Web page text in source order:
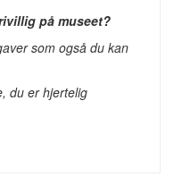
på museet?
som også du kan
du er hjertelig